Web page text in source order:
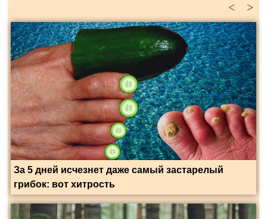
>
<
За 5 дней исчезнет даже самый застарелый
грибок: вот хитрость